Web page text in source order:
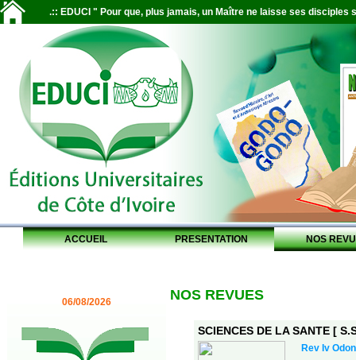
.:: EDUCI " Pour que, plus jamais, un Maître ne laisse ses disciples
ACCUEIL PRESENTATION NOS
06/08/2026 NOS REVUES
SCIENCES DE LA SANTE [
Rev Iv